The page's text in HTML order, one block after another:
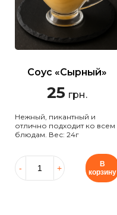
Соус «Сырный»
25 грн.
Нежный, пикантный и
отлично подходит ко всем
блюдам. Вес: 24г
В
корзину